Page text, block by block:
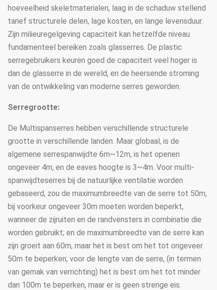
hoeveelheid skeletmaterialen, laag in de schaduw stellend
tarief structurele delen, lage kosten, en lange levensduur.
Zijn milieuregelgeving capaciteit kan hetzelfde niveau
fundamenteel bereiken zoals glasserres. De plastic
serregebruikers keuren goed de capaciteit veel hoger is
dan de glasserre in de wereld, en de heersende stroming
van de ontwikkeling van moderne serres geworden.
Serregrootte:
De Multispanserres hebben verschillende structurele
grootte in verschillende landen. Maar globaal, is de
algemene serrespanwijdte 6m~12m, is het openen
ongeveer 4m, en de eaves hoogte is 3~4m. Voor multi-
spanwijdteserres bij de natuurlijke ventilatie worden
gebaseerd, zou de maximumbreedte van de serre tot 50m,
bij voorkeur ongeveer 30m moeten worden beperkt,
wanneer de zijruiten en de randvensters in combinatie die
worden gebruikt; en de maximumbreedte van de serre kan
zijn groeit aan 60m, maar het is best om het tot ongeveer
50m te beperken; voor de lengte van de serre, (in termen
van gemak van verrichting) het is best om het tot minder
dan 100m te beperken, maar er is geen strenge eis.